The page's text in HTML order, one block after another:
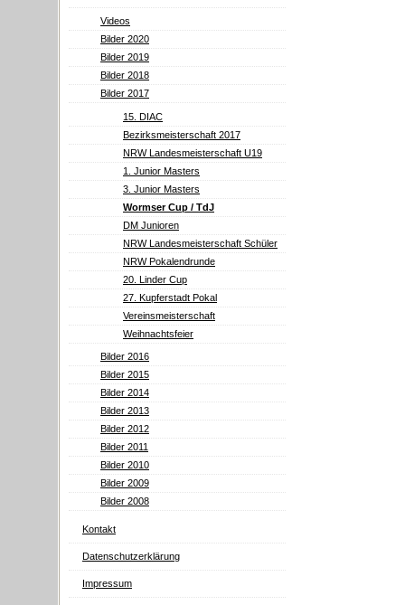
Videos
Bilder 2020
Bilder 2019
Bilder 2018
Bilder 2017
15. DIAC
Bezirksmeisterschaft 2017
NRW Landesmeisterschaft U19
1. Junior Masters
3. Junior Masters
Wormser Cup / TdJ
DM Junioren
NRW Landesmeisterschaft Schüler
NRW Pokalendrunde
20. Linder Cup
27. Kupferstadt Pokal
Vereinsmeisterschaft
Weihnachtsfeier
Bilder 2016
Bilder 2015
Bilder 2014
Bilder 2013
Bilder 2012
Bilder 2011
Bilder 2010
Bilder 2009
Bilder 2008
Kontakt
Datenschutzerklärung
Impressum